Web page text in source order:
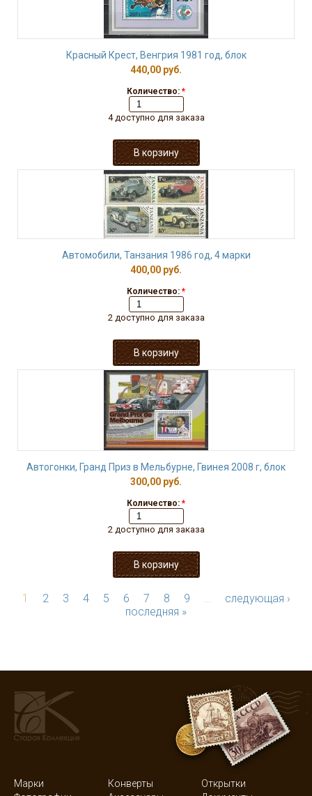
Красный Крест, Венгрия 1981 год, блок
440,00 руб.
Количество: *
4 доступно для заказа
Автомобили, Танзания 1986 год, 4 марки
400,00 руб.
Количество: *
2 доступно для заказа
Автогонки, Гранд Приз в Мельбурне, Гвинея 2008 г, блок
300,00 руб.
Количество: *
2 доступно для заказа
1 2 3 4 5 6 7 8 9 …
следующая ›
последняя »
Марки Конверты
Открытки